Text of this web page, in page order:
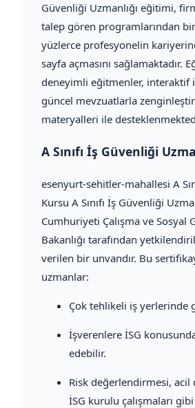
Güvenliği Uzmanlığı eğitimi,
talep gören programlarından
yüzlerce profesyonelin
sayfa açmasını sağlamaktadır.
deneyimli eğitmenler, interaktif
güncel mevzuatlarla
materyalleri ile
A Sınıfı İş Güvenliği
esenyurt-sehitler-mahallesi A
Kursu A Sınıfı İş Güvenliği
Cumhuriyeti Çalışma ve Sosyal
Bakanlığı tarafından
verilen bir unvandır. Bu
uzmanlar:
Çok tehlikeli iş yerlerinde
İşverenlere İSG
edebilir.
Risk değerlendirmesi, acil
İSG kurulu çalışmaları